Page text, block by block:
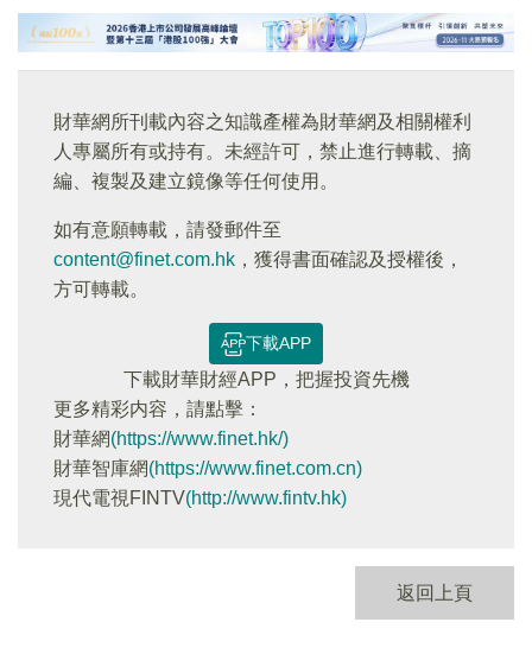
財華網所刊載內容之知識產權為財華網及相關權利
人專屬所有或持有。未經許可，禁止進行轉載、摘
編、複製及建立鏡像等任何使用。
如有意願轉載，請發郵件至
content@finet.com.hk ，獲得書面確認及授權後，
方可轉載。
下載APP
下載財華財經APP，把握投資先機
更多精彩内容，請點擊：
財華網(https://www.finet.hk/)
財華智庫網(https://www.finet.com.cn)
現代電視FINTV(http://www.fintv.hk)
返回上頁